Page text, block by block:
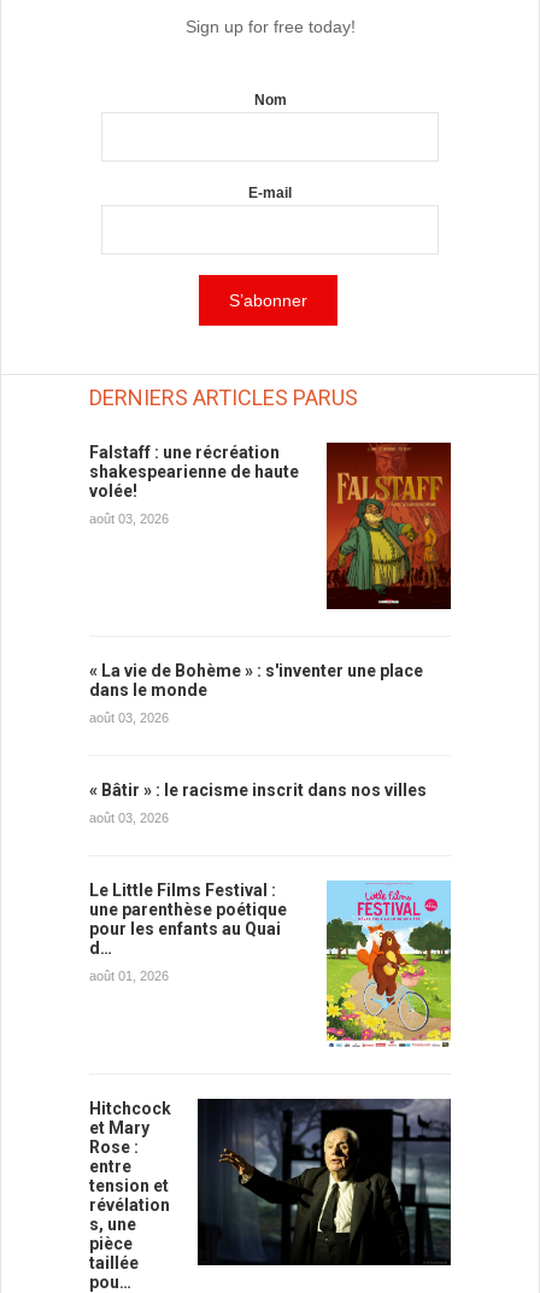
Sign up for free today!
Nom
E-mail
DERNIERS ARTICLES PARUS
Falstaff : une récréation
shakespearienne de haute
volée!
août 03, 2026
« La vie de Bohème » : s'inventer une place
dans le monde
août 03, 2026
« Bâtir » : le racisme inscrit dans nos villes
août 03, 2026
Le Little Films Festival :
une parenthèse poétique
pour les enfants au Quai
d…
août 01, 2026
Hitchcock
et Mary
Rose :
entre
tension et
révélation
s, une
pièce
taillée
pou…